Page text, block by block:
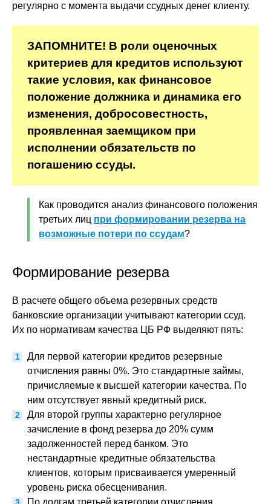
регулярно с момента выдачи ссудных денег клиенту.
ЗАПОМНИТЕ! В роли оценочных
критериев для кредитов используют
такие условия, как финансовое
положение должника и динамика его
изменения, добросовестность,
проявленная заемщиком при
исполнении обязательств по
погашению ссуды.
Как проводится анализ финансового положения
третьих лиц при формировании резерва на
возможные потери по ссудам?
Формирование резерва
В расчете общего объема резервных средств
банковские организации учитывают категории ссуд.
Их по нормативам качества ЦБ РФ выделяют пять:
Для первой категории кредитов резервные
отчисления равны 0%. Это стандартные займы,
причисляемые к высшей категории качества. По
ним отсутствует явный кредитный риск.
Для второй группы характерно регулярное
зачисление в фонд резерва до 20% сумм
задолженностей перед банком. Это
нестандартные кредитные обязательства
клиентов, которым присваивается умеренный
уровень риска обесценивания.
По долгам третьей категории отчисления